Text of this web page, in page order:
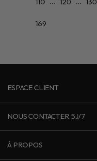
169
ESPACE CLIENT
NOUS CONTACTER 5J/7
À PROPOS